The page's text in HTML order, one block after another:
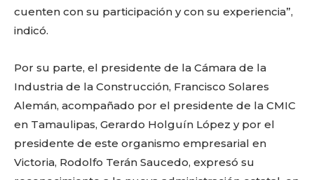
cuenten con su participación y con su experiencia”,
indicó.
Por su parte, el presidente de la Cámara de la
Industria de la Construcción, Francisco Solares
Alemán, acompañado por el presidente de la CMIC
en Tamaulipas, Gerardo Holguín López y por el
presidente de este organismo empresarial en
Victoria, Rodolfo Terán Saucedo, expresó su